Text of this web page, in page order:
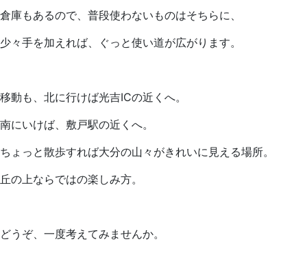
倉庫もあるので、普段使わないものはそちらに、
少々手を加えれば、ぐっと使い道が広がります。
移動も、北に行けば光吉ICの近くへ。
南にいけば、敷戸駅の近くへ。
ちょっと散歩すれば大分の山々がきれいに見える場所。
丘の上ならではの楽しみ方。
どうぞ、一度考えてみませんか。